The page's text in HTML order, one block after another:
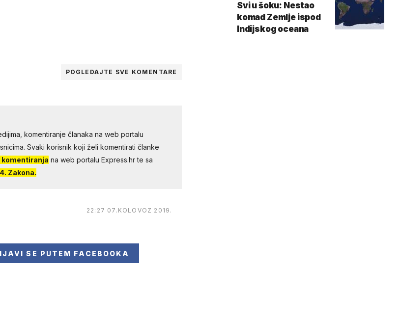
POGLEDAJTE SVE KOMENTARE
komentiranje članaka na web portalu
Svaki korisnik koji želi komentirati članke
komentiranja na web portalu Express.hr te sa
Zakona.
22:27 07.KOLOVOZ 2019.
SE PUTEM FACEBOOKA
Svi u šoku: Nestao
komad Zemlje ispod
Indijskog oceana